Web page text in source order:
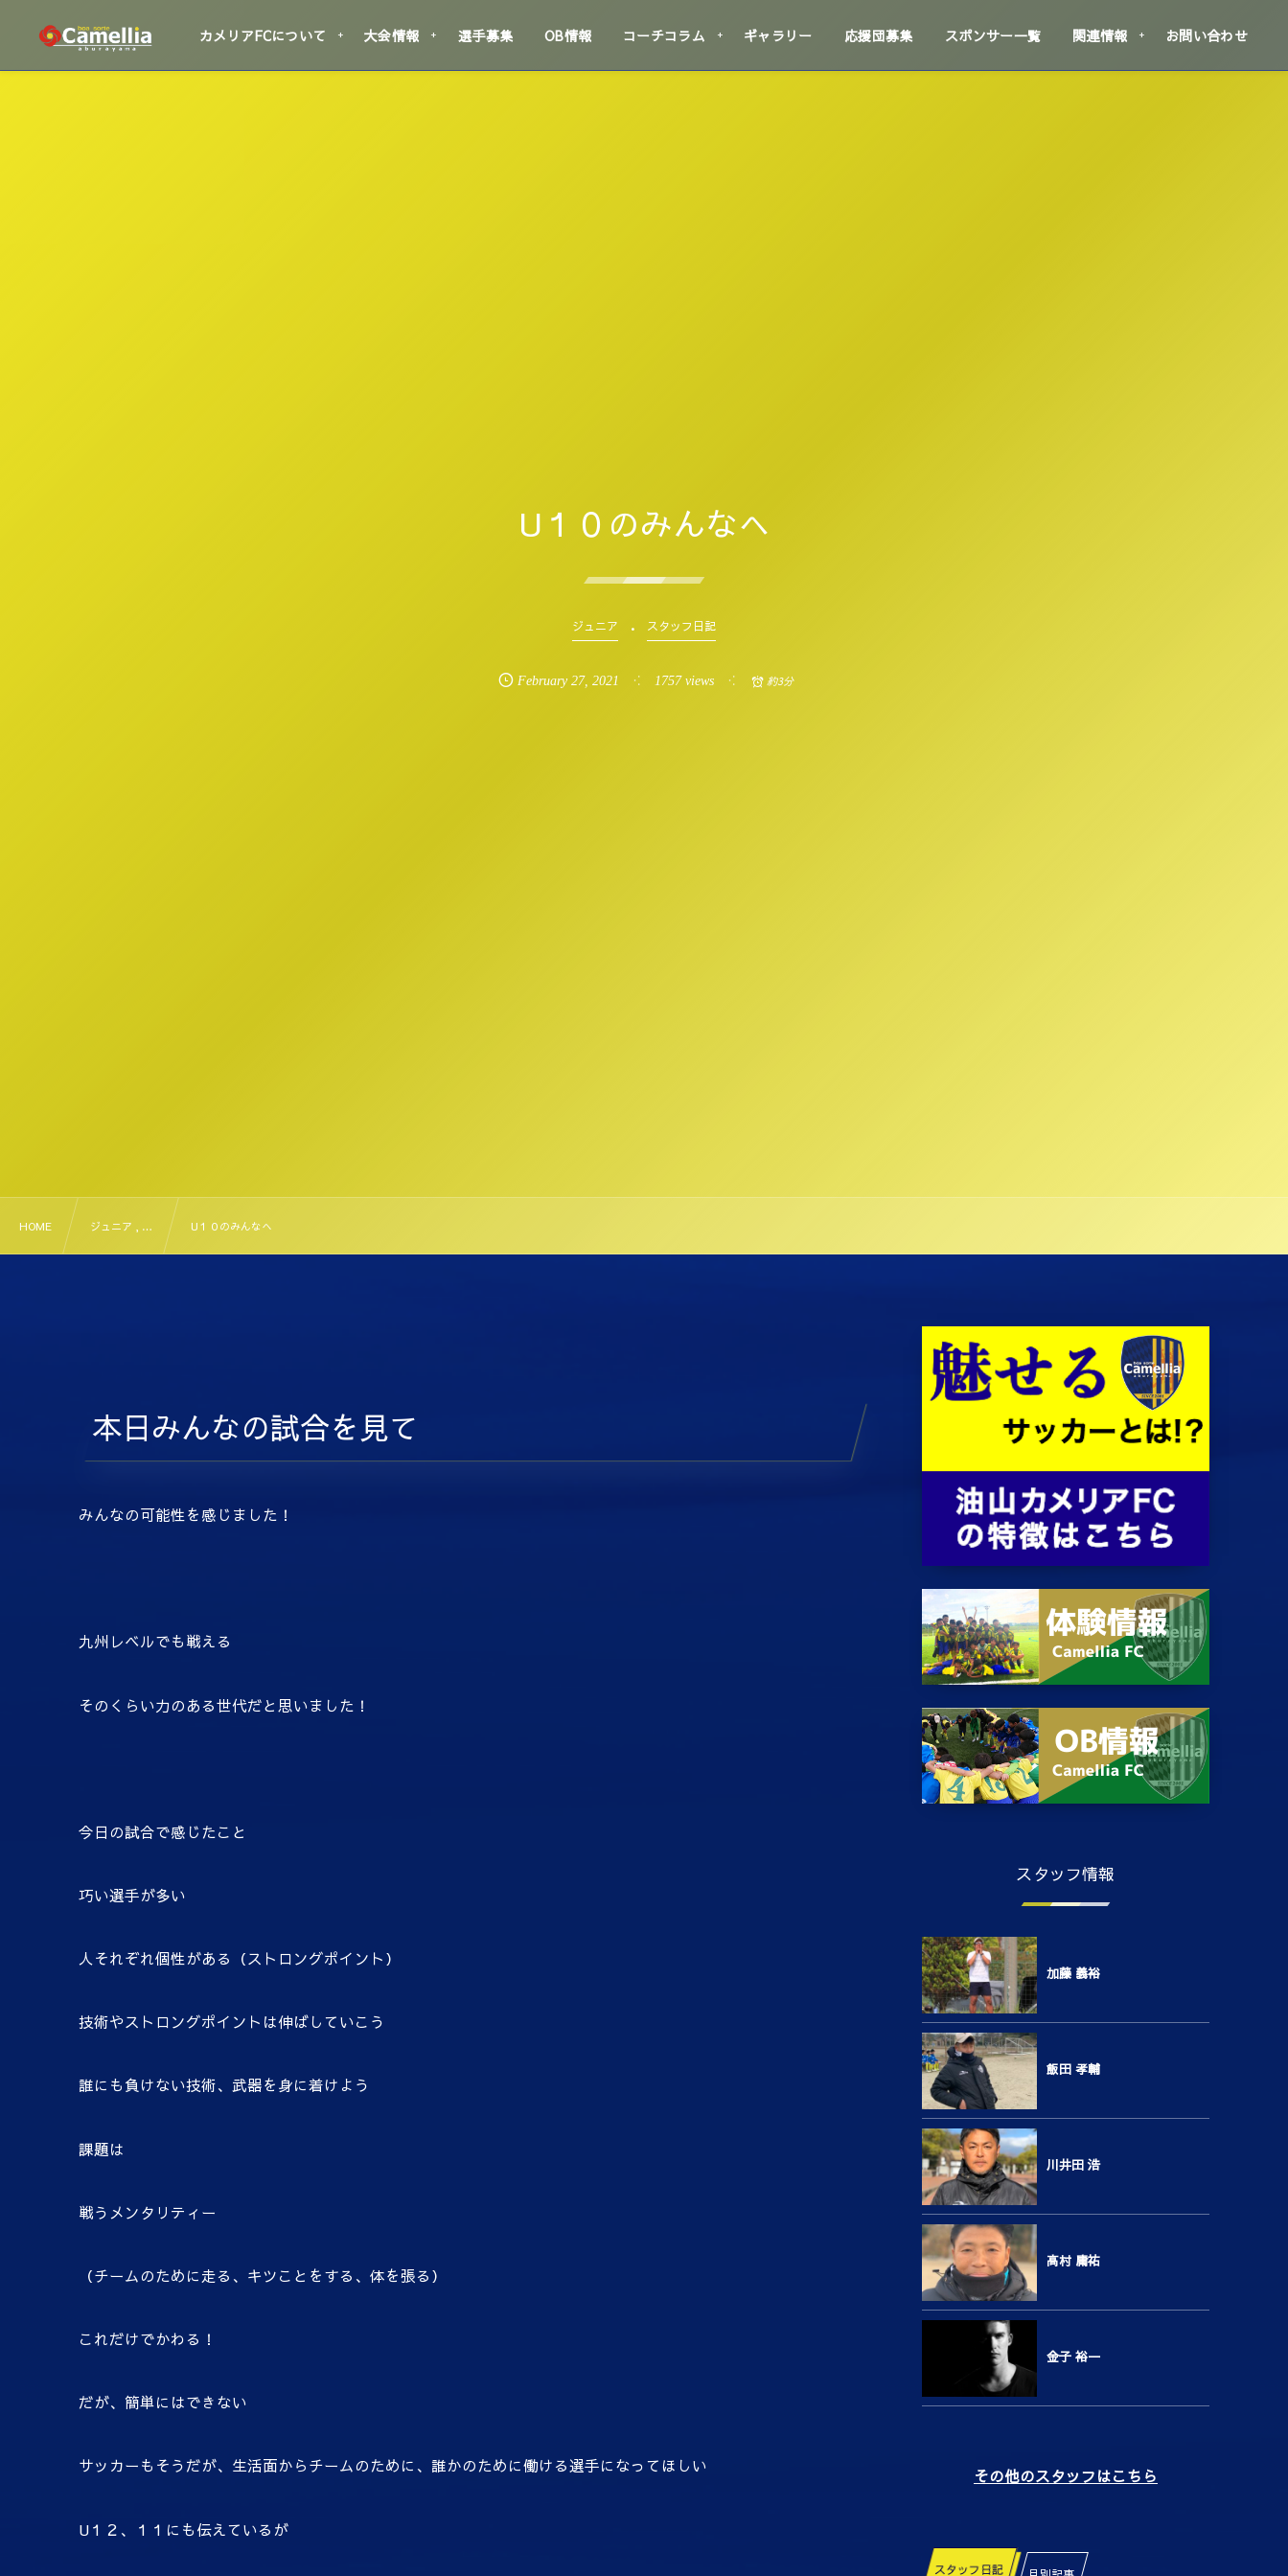
カメリアFCについて 大会情報 選手募集 OB情報 コーチコラム ギャラリー 応援団募集 スポンサー一覧 関連情報 お問い合わせ
U１０のみんなへ
ジュニア スタッフ日記
February 27, 2021 1757 views 約3分
HOME ジュニア , … U１０のみんなへ
本日みんなの試合を見て
みんなの可能性を感じました！
九州レベルでも戦える
そのくらい力のある世代だと思いました！
今日の試合で感じたこと
巧い選手が多い
人それぞれ個性がある（ストロングポイント）
技術やストロングポイントは伸ばしていこう
誰にも負けない技術、武器を身に着けよう
課題は
戦うメンタリティー
（チームのために走る、キツことをする、体を張る）
これだけでかわる！
だが、簡単にはできない
サッカーもそうだが、生活面からチームのために、誰かのために働ける選手になってほしい
U１２、１１にも伝えているが
スタッフ情報
加藤 義裕
飯田 孝輔
川井田 浩
高村 庸祐
金子 裕一
その他のスタッフはこちら
スタッフ日記